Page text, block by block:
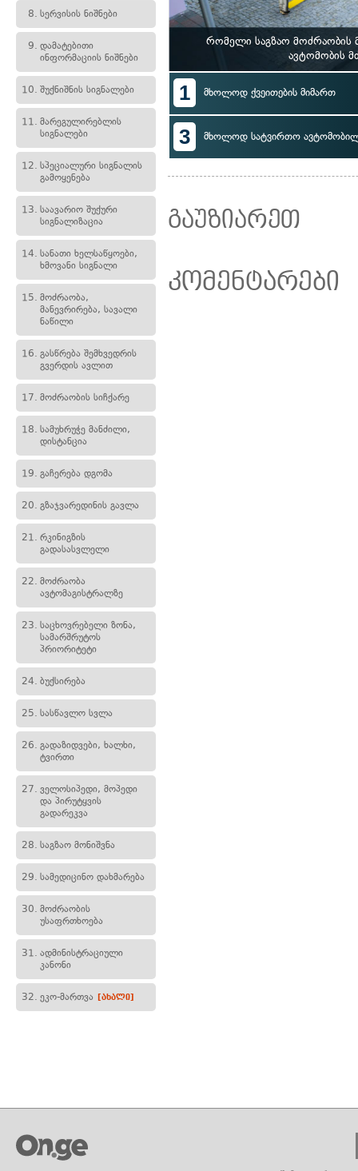
8. სერვისის ნიშნები
9. დამატებითი
ინფორმაციის ნიშნები
10. შუქნიშნის სიგნალები
11. მარეგულირებლის
სიგნალები
12. სპეციალური სიგნალის
გამოყენება
13. საავარიო შუქური
სიგნალიზაცია
14. სანათი ხელსაწყოები,
ხმოვანი სიგნალი
15. მოძრაობა,
მანევრირება, სავალი
ნაწილი
16. გასწრება შემხვედრის
გვერდის ავლით
17. მოძრაობის სიჩქარე
18. სამუხრუჭე მანძილი,
დისტანცია
19. გაჩერება დგომა
20. გზაჯვარედინის გავლა
21. რკინიგზის
გადასასვლელი
22. მოძრაობა
ავტომაგისტრალზე
23. საცხოვრებელი ზონა,
სამარშრუტოს
პრიორიტეტი
24. ბუქსირება
25. სასწავლო სვლა
26. გადაზიდვები, ხალხი,
ტვირთი
27. ველოსიპედი, მოპედი
და პირუტყვის
გადარეკვა
28. საგზაო მონიშვნა
29. სამედიცინო დახმარება
30. მოძრაობის
უსაფრთხოება
31. ადმინისტრაციული
კანონი
32. ეკო-მართვა [ახალი]
რომელი საგზაო მოძრაობის
ავტომობის
1 მხოლოდ ქვეითების მიმართ
3 მხოლოდ სატვირთო
გაუზიარეთ
კომენტარები